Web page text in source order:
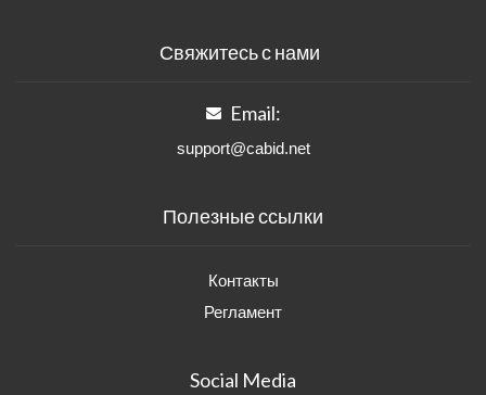
Свяжитесь с нами
Email:
support@cabid.net
Полезные ссылки
Контакты
Регламент
Social Media